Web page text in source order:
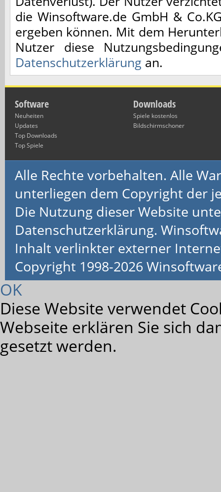
die Winsoftware.de GmbH &
ergeben können. Mit dem
Nutzer diese
Datenschutzerklärung an.
Software
Neuheiten
Updates
Top Downloads
Top Spiele
Downloads
Spiele kostenlos
Bildschirmschoner
Alle Rechte vorbehalten. Alle
unterliegen dem Copyright der
Die Nutzung dieser Website
Datenschutzerklärung.
Inhalt verlinkter externer
Copyright 1998-2026
OK
Diese Website verwendet
Webseite erklären Sie sich
gesetzt werden.